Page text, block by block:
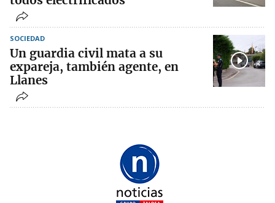
SOCIEDAD
Un guardia civil mata a su
expareja, también agente, en
Llanes